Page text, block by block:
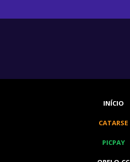
INÍCIO
CATARSE
PICPAY